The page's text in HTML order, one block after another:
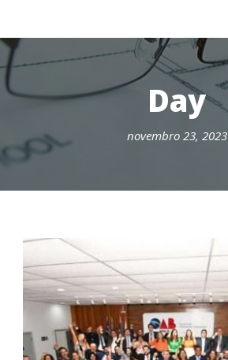
Day
novembro 23, 2023